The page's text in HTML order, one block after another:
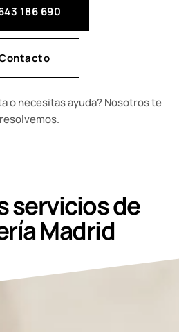
186 690
o necesitas ayuda? Nosotros te
servicios de
Madrid